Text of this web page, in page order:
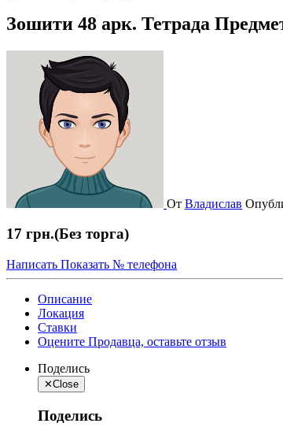
Зошити 48 арк. Тетрада
От Владислав
17 грн.(Без торга)
Написать Показать № телефона
Описание
Локация
Ставки
Оцените Продавца, оставьте отзыв
Поделись
✕Close
Поделись